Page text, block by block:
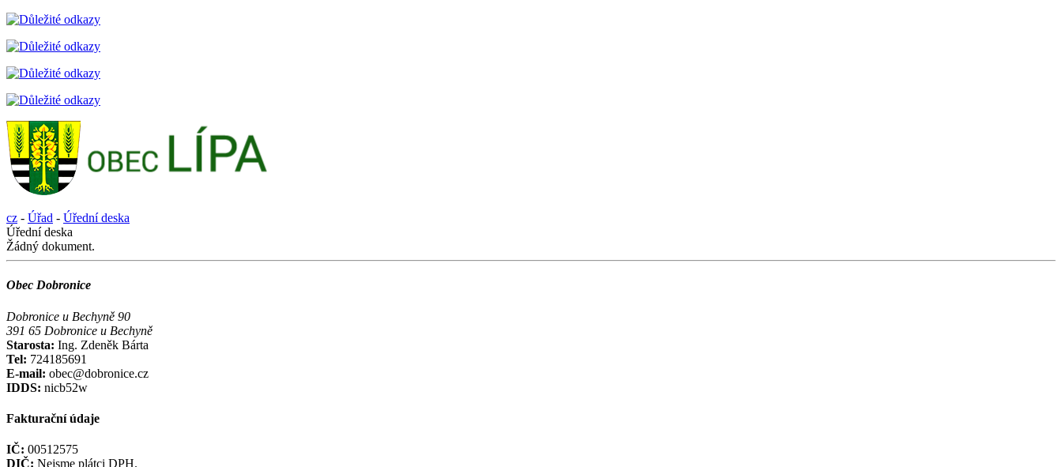
cz - Úřad - Úřední deska
Úřední deska
Žádný dokument.
Obec Dobronice
Dobronice u Bechyně 90
391 65 Dobronice u Bechyně
Starosta: Ing. Zdeněk Bárta
Tel: 724185691
E-mail: obec@dobronice.cz
IDDS: nicb52w
Fakturační údaje
IČ: 00512575
DIČ: Nejsme plátci DPH.